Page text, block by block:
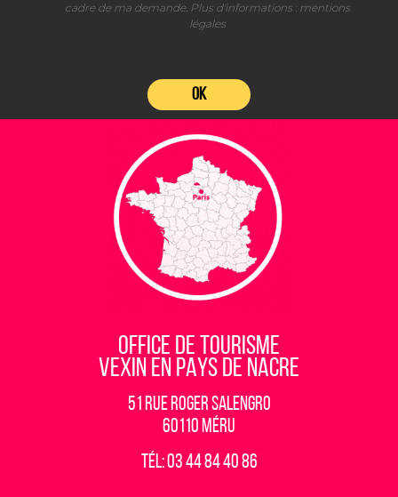
cadre de ma demande. Plus d'informations : mentions
légales
OK
OFFICE DE TOURISME
VEXIN EN PAYS DE NACRE
51 rue Roger Salengro
60110 Méru
Tél: 03 44 84 40 86